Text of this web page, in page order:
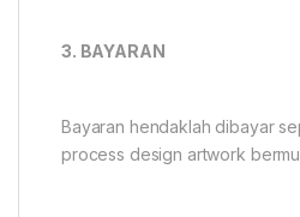
3. BAYARAN
Bayaran hendaklah dibayar
process design artwork